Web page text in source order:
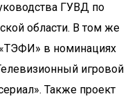
ГУВД по
области. В том же
в номинациях
игровой
Также проект